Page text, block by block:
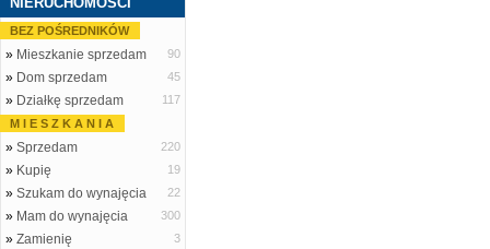
BEZ POŚREDNIKÓW
» Mieszkanie sprzedam 90
» Dom sprzedam 45
» Działkę sprzedam
117
M I E S Z K A N I A
» Sprzedam 220
» Kupię 19
» Szukam do wynajęcia 22
» Mam do wynajęcia 300
» Zamienię 3